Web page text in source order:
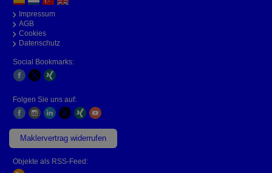
Impressum
AGB
Cookies
Datenschutz
Social Bookmarks:
Folgen Sie uns auf:
Maklervertrag widerrufen
Objekte als RSS-Feed: